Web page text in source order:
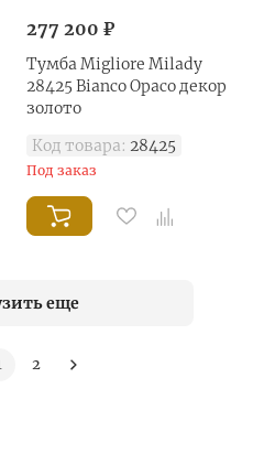
277 200 ₽
Тумба Migliore Milady
28425 Bianco Opaco декор
золото
Код товара: 28425
Под заказ
еще
2